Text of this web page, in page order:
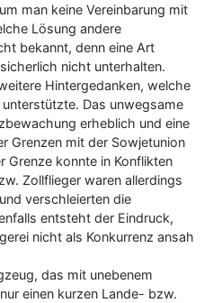
man keine Vereinbarung mit
Lösung andere
bekannt, denn eine Art
nicht unterhalten.
Hintergedanken, welche
Das unwegsame
erheblich und eine
Grenzen mit der Sowjetunion
Grenze konnte in Konflikten
Zollflieger waren allerdings
verschleierten die
entsteht der Eindruck,
nicht als Konkurrenz ansah
das mit unebenem
einen kurzen Lande- bzw.